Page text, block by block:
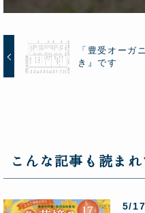
「豊受オーガ
き』です
こんな記事も読ま
5/